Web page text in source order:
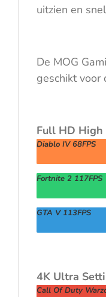
uitzien en
De MOG
geschikt voor
Full HD High
Diablo IV 68FPS
Fortnite 2 117FPS
GTA V 113FPS
4K Ultra
Call Of Duty